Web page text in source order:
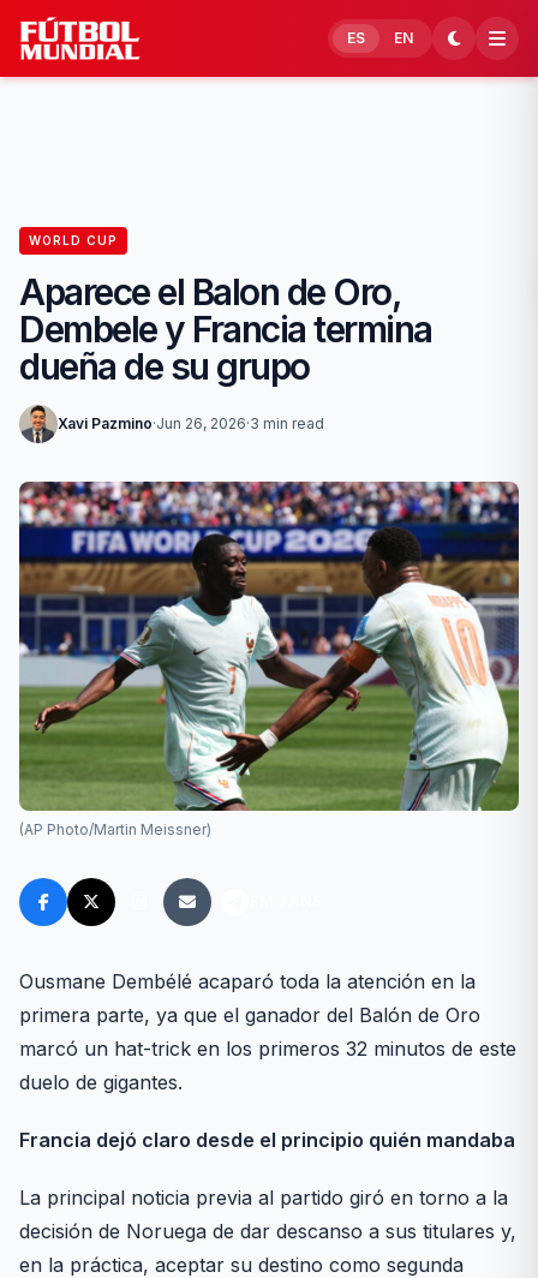
Skip to content
ES EN
WORLD CUP
Aparece el Balon de Oro,
Dembele y Francia termina
dueña de su grupo
Xavi Pazmino·Jun 26, 2026·3 min read
(AP Photo/Martin Meissner)
Ousmane Dembélé acaparó toda la atención en la
primera parte, ya que el ganador del Balón de Oro
marcó un hat-trick en los primeros 32 minutos de este
duelo de gigantes.
Francia dejó claro desde el principio quién mandaba
La principal noticia previa al partido giró en torno a la
decisión de Noruega de dar descanso a sus titulares y,
en la práctica, aceptar su destino como segunda